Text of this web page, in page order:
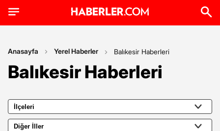
Anasayfa Yerel Haberler Balıkesir Haberleri
Balıkesir Haberleri